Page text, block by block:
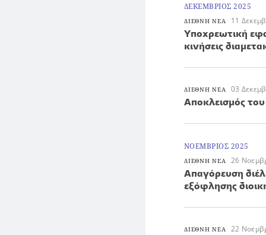
ΔΕΚΕΜΒΡΙΟΣ 2025
ΔΙΕΘΝΗ ΝΕΑ 11
Υποχρεωτική
κινήσεις
ΔΙΕΘΝΗ ΝΕΑ 03
Αποκλεισμός
ΝΟΕΜΒΡΙΟΣ 2025
ΔΙΕΘΝΗ ΝΕΑ 26
Απαγόρευση
εξόφλησης
ΔΙΕΘΝΗ ΝΕΑ 22